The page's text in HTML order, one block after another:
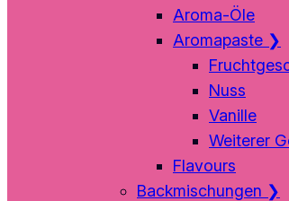
Aroma-Öle
Aromapaste ❯
Nuss
Vanille
Weiterer
Flavours
Backmischungen ❯